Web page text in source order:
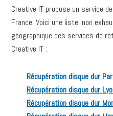
Creative IT propose un service
France. Voici une liste, non
géographique des services de
Creative IT :
Récupération disque dur
Récupération disque dur
Récupération disque dur